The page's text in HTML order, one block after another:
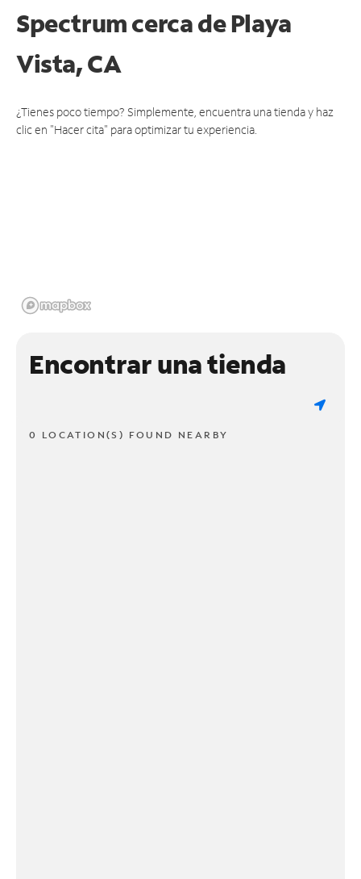
Spectrumcerca de Playa
Vista, CA
¿Tienes poco tiempo? Simplemente, encuentra una tienda y haz
clic en "Hacer cita" para optimizar tu experiencia.
Encontrar una tienda
0 LOCATION(S) FOUND NEARBY